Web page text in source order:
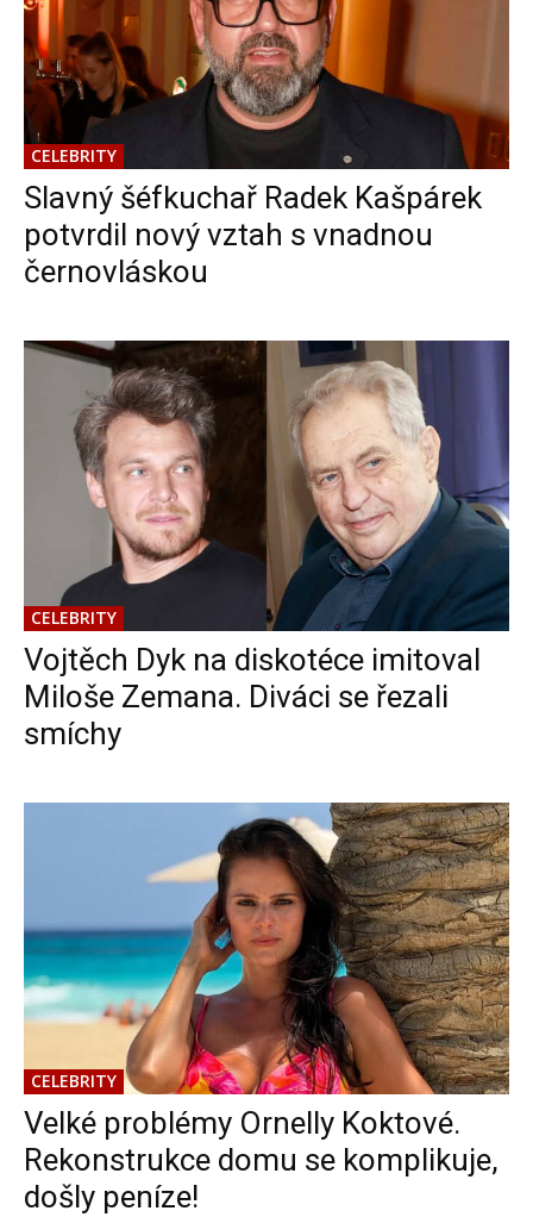
CELEBRITY
Slavný šéfkuchař Radek Kašpárek
potvrdil nový vztah s vnadnou
černovláskou
CELEBRITY
Vojtěch Dyk na diskotéce imitoval
Miloše Zemana. Diváci se řezali
smíchy
CELEBRITY
Velké problémy Ornelly Koktové.
Rekonstrukce domu se komplikuje,
došly peníze!